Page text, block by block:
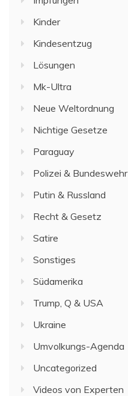
Kinder
Kindesentzug
Lösungen
Mk-Ultra
Neue Weltordnung
Nichtige Gesetze
Paraguay
Polizei & Bundeswehr
Putin & Russland
Recht & Gesetz
Satire
Sonstiges
Südamerika
Trump, Q & USA
Ukraine
Umvolkungs-Agenda
Uncategorized
Videos von Experten